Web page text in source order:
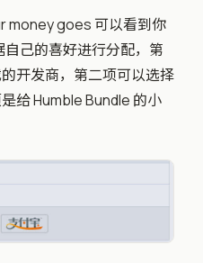
money goes 可以看到你
己的喜好进行分配，第
开发商，第二项可以选择
给 Humble Bundle 的小